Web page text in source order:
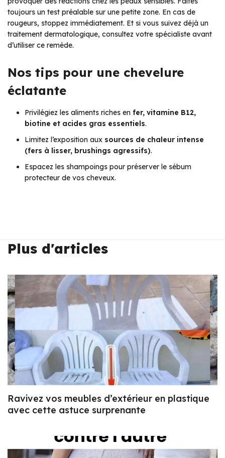
toujours un test préalable sur une petite zone. En cas de
rougeurs, stoppez immédiatement. Et si vous suivez déjà un
traitement dermatologique, consultez votre spécialiste avant
d’utiliser ce remède.
Nos tips pour une chevelure
éclatante
Privilégiez les aliments riches en fer, vitamine B12,
biotine et acides gras essentiels.
Limitez l’exposition aux sources de chaleur intense
(fers à lisser, brushings agressifs).
Espacez les shampoings pour préserver le sébum
protecteur de vos cheveux.
Plus d'articles
Ravivez vos meubles d’extérieur en plastique
avec cette astuce surprenante